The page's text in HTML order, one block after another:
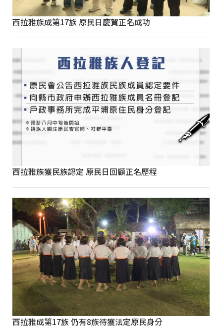
西拉雅族成第17族 原民日慶賀正名成功
西拉雅族獲民族認定 原民日回顧正名歷程
西拉雅成第17族 仍有8族待獲法定原民身分